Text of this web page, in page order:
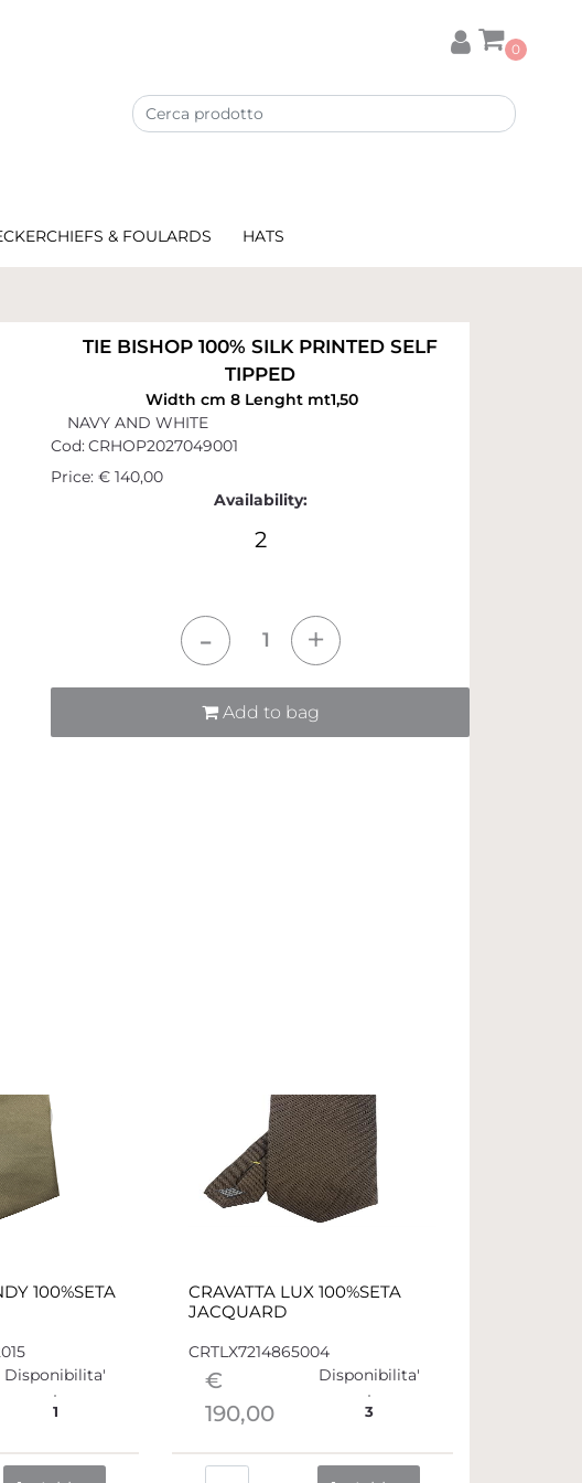
0
& FOULARDS HATS
TIE BISHOP 100% SILK PRINTED SELF
TIPPED
Width cm 8 Lenght mt1,50
NAVY AND WHITE
Cod:CRHOP2027049001
Price: € 140,00
Availability:
2
Add to bag
100%SETA
Disponibilita'
1
CRAVATTA LUX 100%SETA
JACQUARD
CRTLX7214865004
€
190,00
Disponibilita'
3